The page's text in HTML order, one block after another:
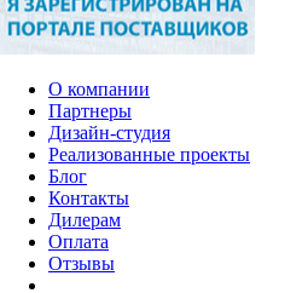
О компании
Партнеры
Дизайн-студия
Реализованные проекты
Блог
Контакты
Дилерам
Оплата
Отзывы